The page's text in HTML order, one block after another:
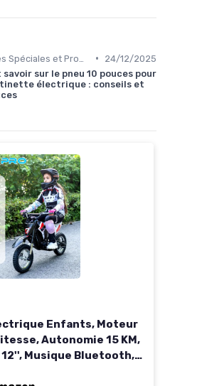
•
24/12/2025
savoir sur le pneu 10 pouces pour
électrique : conseils et
Enfants, Moteur
Autonomie 15 KM,
Musique Bluetooth,